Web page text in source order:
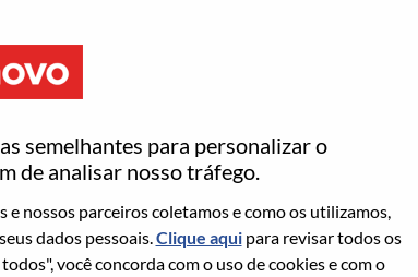
semelhantes para personalizar o
de analisar nosso tráfego.
nossos parceiros coletamos e como os utilizamos,
dados pessoais. Clique aquipara revisar todos os
você concorda com o uso de cookies e com o
click "Continue".